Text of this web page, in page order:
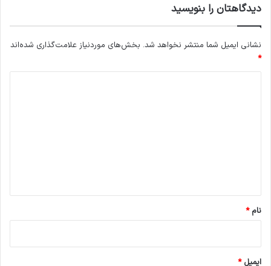
دیدگاهتان را بنویسید
نشانی ایمیل شما منتشر نخواهد شد. بخش‌های موردنیاز علامت‌گذاری شده‌اند
*
نام*
ایمیل*